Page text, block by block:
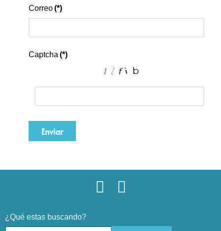
Correo(*)
Captcha (*)
Enviar
¿Qué estas buscando?